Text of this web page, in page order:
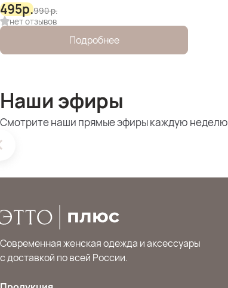
495р.990р.
нет отзывов
Подробнее
Наши эфиры
Смотрите наши прямые эфиры каждую неделю
Современная женская одежда и аксессуары
с доставкой по всей России.